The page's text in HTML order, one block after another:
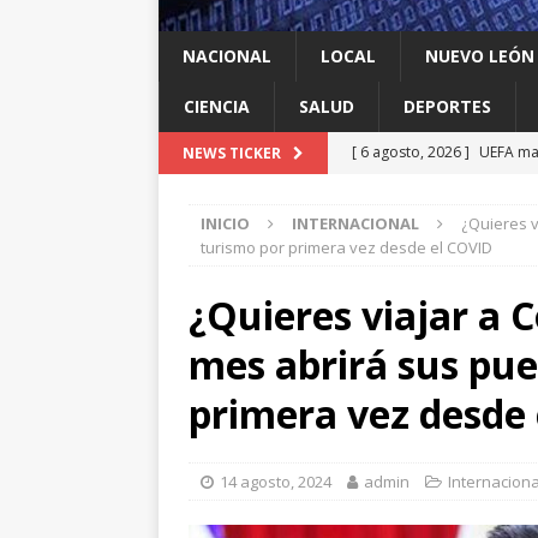
NACIONAL LOCAL NUEVO LEÓN
CIENCIA SALUD DEPORTES
NEWS TICKER [ 6 agosto, 2026 ] UEFA
[ 6 agosto, 2026 ]
[ 6 agosto, 2026 ] La
2026: qué países los
[ 6 agosto, 2026 ]
Ken
[ 6 agosto, 2026 ] Llama
INICIO INTERNACIONAL
¿Quieres
turismo por primera vez desde el COVID
¿Quieres viajar a
mes abrirá sus
primera vez desde
14 agosto, 2024 admin